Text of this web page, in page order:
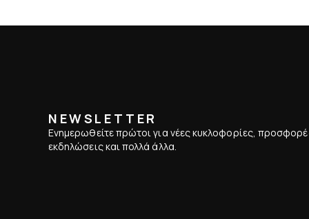
NEWSLETTER
Ενημερωθείτε πρώτοι για νέες κυκλοφορίες,
εκδηλώσεις και πολλά άλλα.